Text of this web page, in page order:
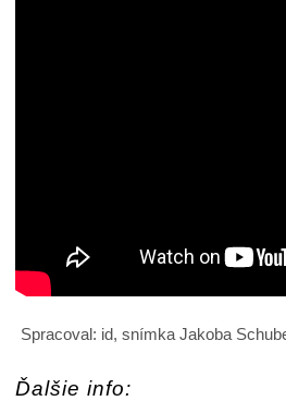
Spracoval: id, snímka Jakoba
Ďalšie info: